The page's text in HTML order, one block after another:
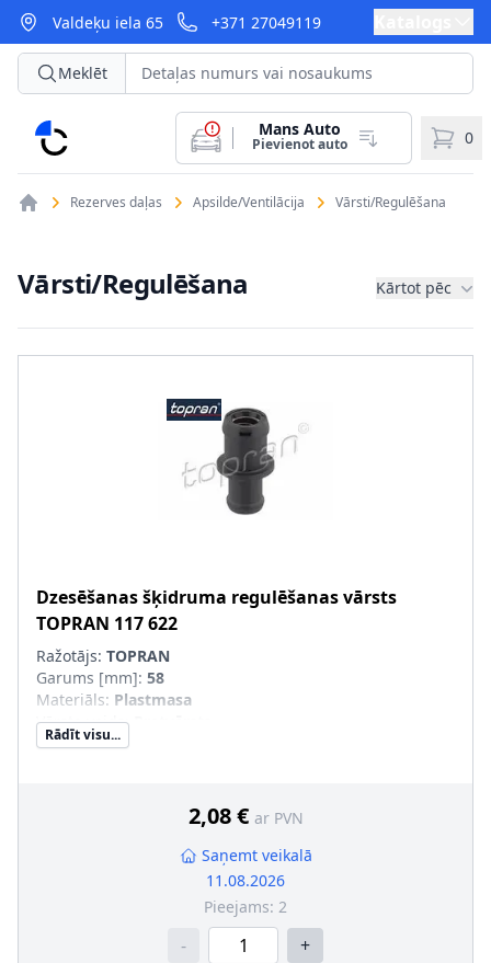
Valdeķu iela 65 +371 27049119
CarParts
Meklēt
Mans Auto
Pievienot auto 0
Rezerves daļas Apsilde/Ventilācija Vārsti/Regulēšana
Vārsti/Regulēšana Kārtot pēc
Dzesēšanas šķidruma regulēšanas vārsts
TOPRAN 117 622
Ražotājs: TOPRAN
Garums [mm]: 58
Materiāls: Plastmasa
Vārsta veids:
Ārējais diametrs 1 [mm]
Rādīt visu...
2,08 € ar PVN
Saņemt veikalā
11.08.2026
Pieejams: 2
- +